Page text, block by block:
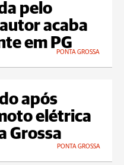
pelo
acaba
em PG
PONTA GROSSA
após
elétrica
Grossa
PONTA GROSSA